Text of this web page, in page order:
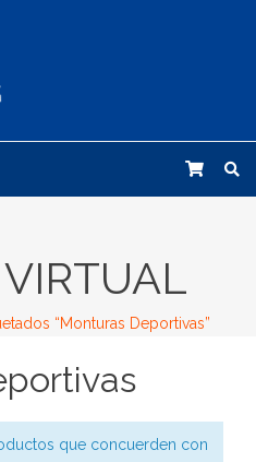
“Monturas Deportivas”
que concuerden con